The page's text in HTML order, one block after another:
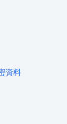
資料